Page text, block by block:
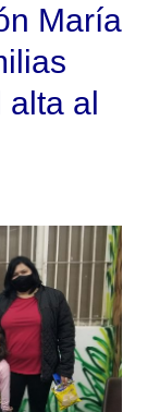
María
alta al